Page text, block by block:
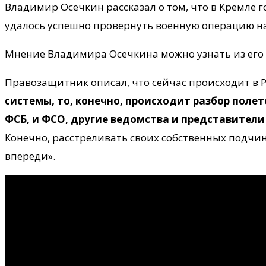
Владимир Осечкин рассказал о том, что в Кремле
удалось успешно провернуть военную операцию
Мнение Владимира Осечкина можно узнать из
Правозащитник описал, что сейчас происходит
системы, то, конечно, происходит разбор
ФСБ, и ФСО, другие ведомства и
Конечно, расстреливать своих собственных
впереди».